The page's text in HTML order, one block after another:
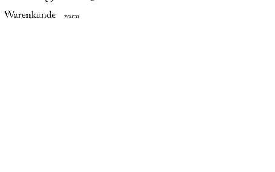
Warenkunde warm